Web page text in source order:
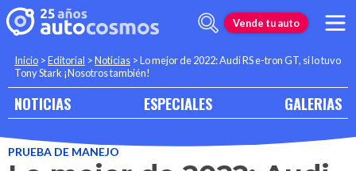
Vende tu auto
Inicio >Editorial >Noticias >Lo mejor de 2022: Audi RS e-tron GT, si lo tuvo
Tony Stark ¡Nosotros también!
NOTICIAS ESPECIALES GALERIAS
PRUEBA DE MANEJO